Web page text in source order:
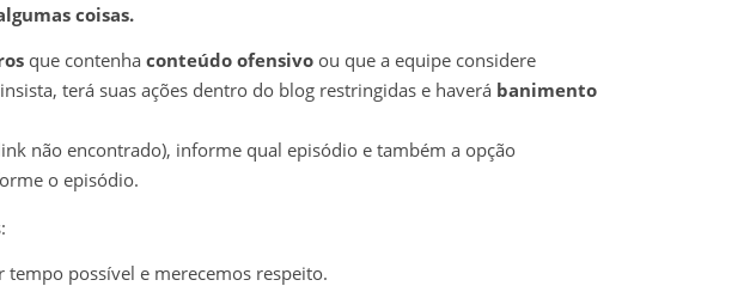
coisas.
que contenha conteúdo ofensivoou que a equipe considere
terá suas ações dentro do blog restringidas e haverá banimento
não encontrado), informe qual episódio e também a opção
o episódio.
possível e merecemos respeito.